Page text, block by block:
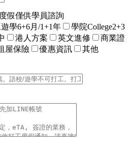
假僅供學員諮詢
學6+6月/1+1年
學院College2+3
港人方案 英文進修
商業證
屋保險 優惠資訊 其他